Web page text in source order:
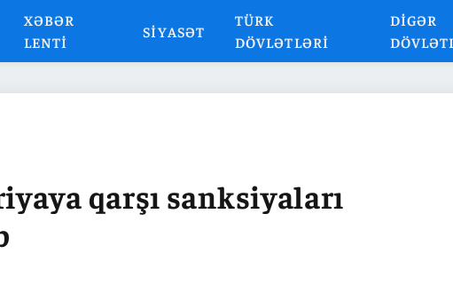
XƏBƏR
LENTI
SIYASƏT
TÜRK
DÖVLƏTLƏRI
DIGƏR
qarşı sanksiyaları